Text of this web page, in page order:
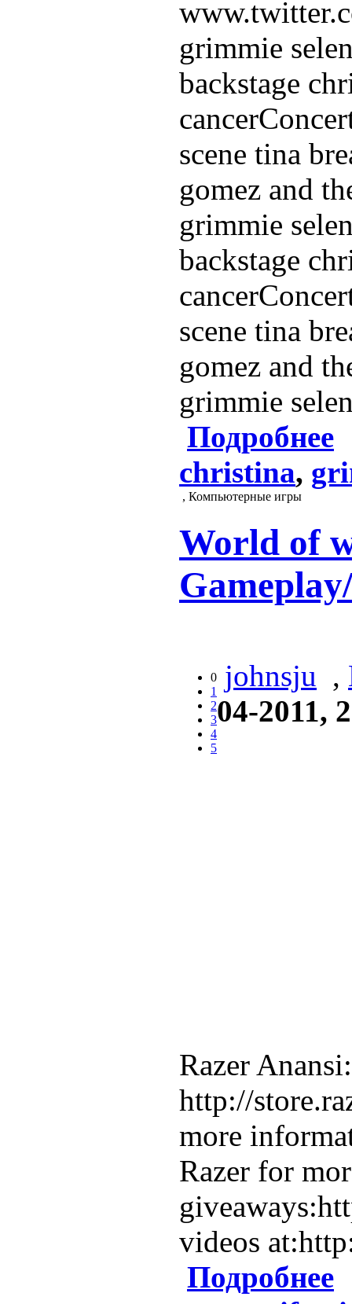
grimmie
backstage
scene tina
gomez and
grimmie
backstage
scene tina
gomez and
grimmie
Подробнее
christina,
, Компьютерные игры
World of
0
1
2
3
4
5
johnsju ,
04-2011,
Razer Anansi:
http://
more
Razer for
videos
Подробнее